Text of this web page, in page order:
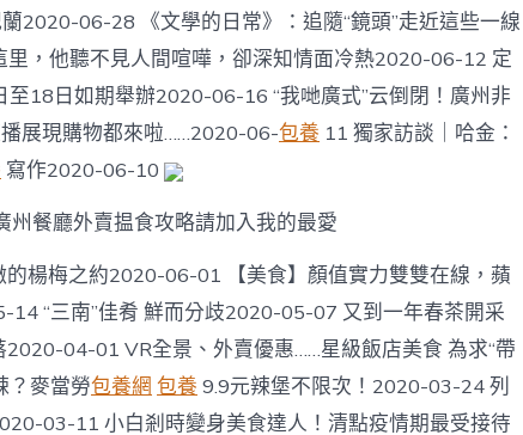
2020-06-28 《文學的日常》：追隨“鏡頭”走近這些一線
，他聽不見人間喧嘩，卻深知情面冷熱2020-06-12 定
18日如期舉辦2020-06-16 “我哋廣式”云倒閉！廣州非
展現購物都來啦……2020-06-包養 11 獨家訪談｜哈金：
寫作2020-06-10
州餐廳外賣揾食攻略請加入我的最愛
楊梅之約2020-06-01 【美食】顏值實力雙雙在線，蘋
“三南”佳肴 鮮而分歧2020-05-07 又到一年春茶開采
04-01 VR全景、外賣優惠……星級飯店美食 為求“帶
？麥當勞包養網 包養 9.9元辣堡不限次！2020-03-24 列
03-11 小白剎時變身美食達人！清點疫情期最受接待